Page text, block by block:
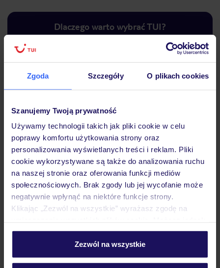
Zgoda Szczegóły O plikach cookies
Szanujemy Twoją prywatność
Używamy technologii takich jak pliki cookie w celu
poprawy komfortu użytkowania strony oraz
personalizowania wyświetlanych treści i reklam. Pliki
cookie wykorzystywane są także do analizowania ruchu
na naszej stronie oraz oferowania funkcji mediów
społecznościowych. Brak zgody lub jej wycofanie może
negatywnie wpłynąć na niektóre funkcje strony.
Klikając „Zezwól na wszystkie” wyrażasz zgodę na
personalizować swój wybór wchodząc w zakładkę
Szczegółowe informacje o plikach cookie znajdziesz
Zezwól na wszystkie
Dlaczego warto wybrać TUI?
Lider niskich cen
Największe biuro
30 lat w
Hotel
Pokoje
Atrakcje